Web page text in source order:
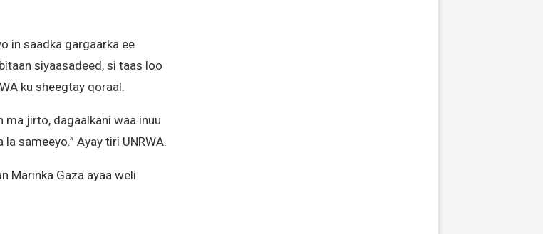
in saadka gargaarka ee
siyaasadeed, si taas loo
ku sheegtay qoraal.
ma jirto, dagaalkani waa inuu
sameeyo.” Ayay tiri UNRWA.
Marinka Gaza ayaa weli